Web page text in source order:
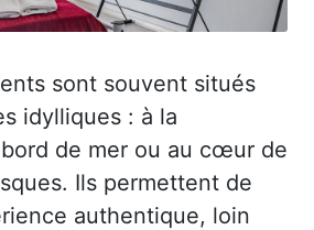
sont souvent situés
idylliques : à la
de mer ou au cœur de
Ils permettent de
authentique, loin